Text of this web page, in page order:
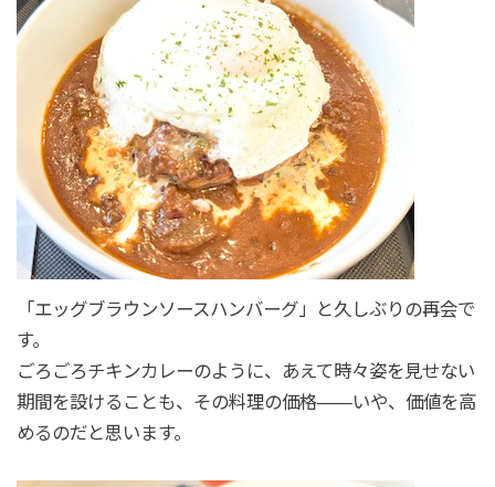
「エッグブラウンソースハンバーグ」と久しぶりの再会で
す。
ごろごろチキンカレーのように、あえて時々姿を見せない
期間を設けることも、その料理の価格――いや、価値を高
めるのだと思います。